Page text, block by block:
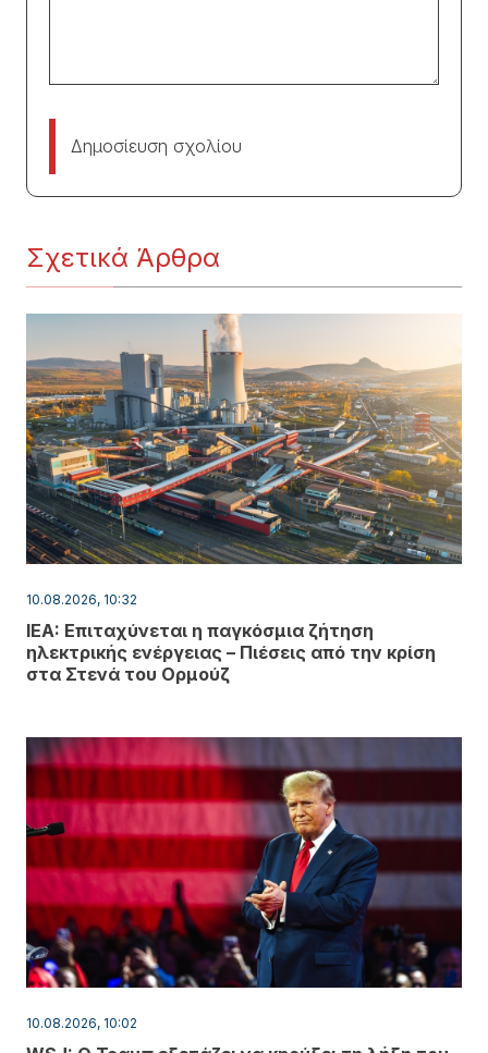
Δημοσίευση σχολίου
Σχετικά Άρθρα
10.08.2026, 10:32
IEA: Επιταχύνεται η παγκόσμια ζήτηση
ηλεκτρικής ενέργειας – Πιέσεις από την κρίση
στα Στενά του Ορμούζ
10.08.2026, 10:02